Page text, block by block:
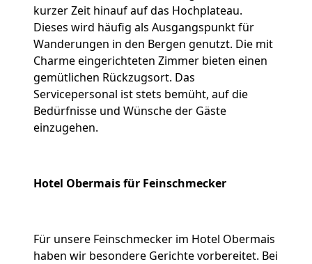
kurzer Zeit hinauf auf das Hochplateau.
Dieses wird häufig als Ausgangspunkt für
Wanderungen in den Bergen genutzt. Die mit
Charme eingerichteten Zimmer bieten einen
gemütlichen Rückzugsort. Das
Servicepersonal ist stets bemüht, auf die
Bedürfnisse und Wünsche der Gäste
einzugehen.
Hotel Obermais für Feinschmecker
Für unsere Feinschmecker im Hotel Obermais
haben wir besondere Gerichte vorbereitet. Bei